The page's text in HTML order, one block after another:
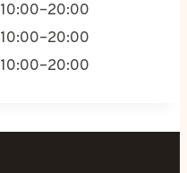
10:00–20:00
10:00–20:00
10:00–20:00